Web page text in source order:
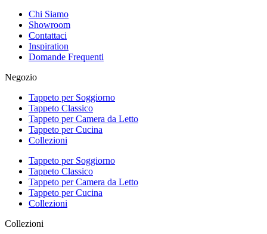
Chi Siamo
Showroom
Contattaci
Inspiration
Domande Frequenti
Negozio
Tappeto per Soggiorno
Tappeto Classico
Tappeto per Camera da Letto
Tappeto per Cucina
Collezioni
Tappeto per Soggiorno
Tappeto Classico
Tappeto per Camera da Letto
Tappeto per Cucina
Collezioni
Collezioni